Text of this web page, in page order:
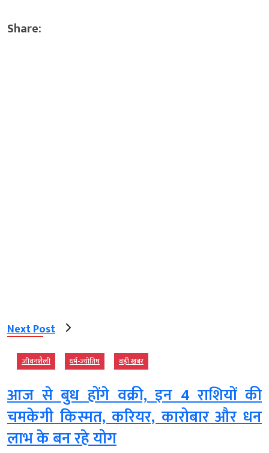
Share:
Next Post
जीवनशैली धर्म-ज्‍योतिष बड़ी खबर
आज से बुध होंगे वक्री, इन 4 राशियों की
चमकेगी किस्मत, करियर, कारोबार और धन
लाभ के बन रहे योग